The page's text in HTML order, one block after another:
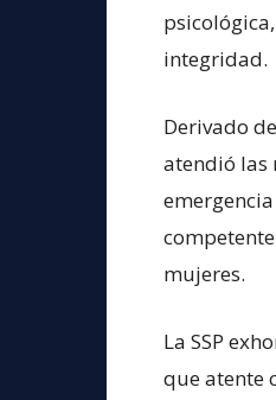
integridad.
Derivado
atendió las
mujeres.
La SSP
que atente